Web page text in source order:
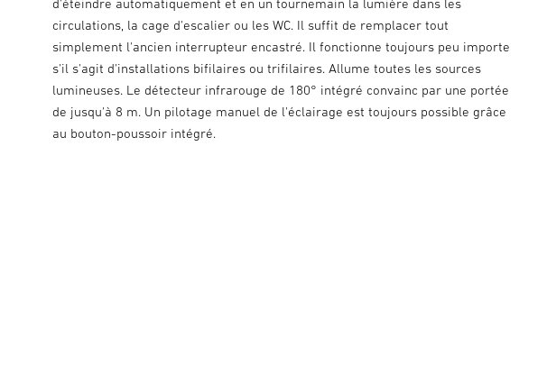
d'éteindre automatiquement et en un tournemain la lumière dans les
circulations, la cage d'escalier ou les WC. Il suffit de remplacer tout
simplement l'ancien interrupteur encastré. Il fonctionne toujours peu importe
s'il s'agit d'installations bifilaires ou trifilaires. Allume toutes les sources
lumineuses. Le détecteur infrarouge de 180° intégré convainc par une portée
de jusqu'à 8 m. Un pilotage manuel de l'éclairage est toujours possible grâce
au bouton-poussoir intégré.